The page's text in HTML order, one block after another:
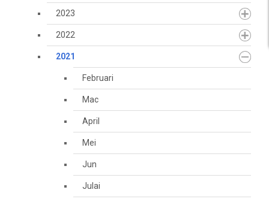
2023
2022
2021
Februari
Mac
April
Mei
Jun
Julai